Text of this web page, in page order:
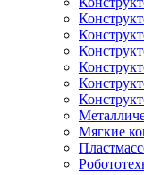
Мягкие